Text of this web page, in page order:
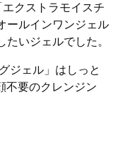
エクストラモイスチ
ールインワンジェル
いジェルでした。
ジェル」はしっと
不要のクレンジン